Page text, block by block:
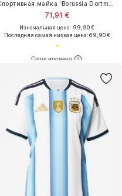
71,91 €
Изначальная цена: 99,90 €
Последняя самая низкая цена:69,90 €